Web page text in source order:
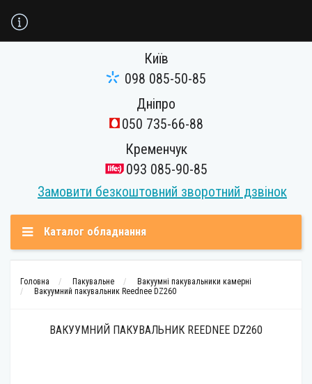
Київ
098 085-50-85
Дніпро
050 735-66-88
Кременчук
093 085-90-85
Замовити безкоштовний зворотний дзвінок
Каталог обладнання
Головна Пакувальне
Вакуумні пакувальники камерні
Вакуумний пакувальник Reednee DZ260
ВАКУУМНИЙ ПАКУВАЛЬНИК REEDNEE DZ260